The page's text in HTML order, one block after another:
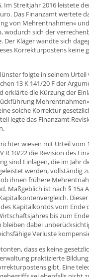
Im Streitjahr 2016 leistete
Das Finanzamt wertete
von Mehrentnahmen«
wodurch sich der
Der Kläger wandte sich
Korrekturpostens keine
folgte in seinem Urteil
13 K 141/20 F der
erklärte die Kürzung der
solche Korrektur
legte das Finanzamt
wiesen mit Urteil vom
R 10/22 die Revision des
sind Einlagen, die im Jahr
werden, vollständig
ihnen frühere
Maßgeblich ist nach § 15a
Kapitalkontos vom Ende
bis zum
bleiben dabei
Verluste
dass es keine
praktizierte
gibt. Eine